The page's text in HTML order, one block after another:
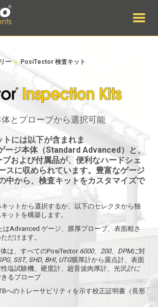
ー > PosiTector 検査キット
とプローブから選択可能
トには以下が含まれま
ージ本体（Standard Advanced）と、
および付属品が、便利なハードシェ
スに収められています。豊富なゲージ
中から、検査キットをカスタマイズで
ットから選択するか、以下のセレクタから独
ットを構築します。
はAdvanced ゲージ、膜厚プローブ、表面粗さ
だけます。
は、すべてのPosiTector 6000、 200、 DPMに対
, SST, SHD, BHI, UTG膜厚計から露点計、表面
塩試験機、硬度計、超音波肉厚計、光沢計に
るプローブ
へのトレーサビリティを示す校正証明書（長形